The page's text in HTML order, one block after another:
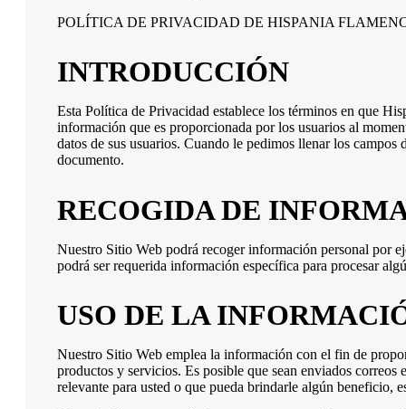
POLÍTICA DE PRIVACIDAD DE HISPANIA
INTRODUCCIÓN
Esta Política de Privacidad establece los términos en que
información que es proporcionada por los usuarios al
datos de sus usuarios. Cuando le pedimos llenar los
documento.
RECOGIDA DE
Nuestro Sitio Web podrá recoger información personal por
podrá ser requerida información específica para procesar
USO DE LA
Nuestro Sitio Web emplea la información con el fin de
productos y servicios. Es posible que sean enviados
relevante para usted o que pueda brindarle algún beneficio,